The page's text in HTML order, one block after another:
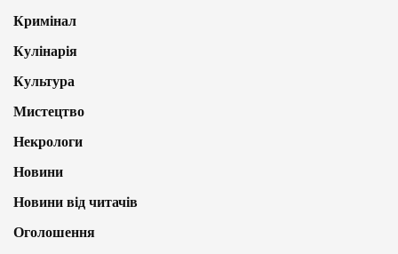
Кримінал
Кулінарія
Культура
Мистецтво
Некрологи
Новини
Новини від читачів
Оголошення